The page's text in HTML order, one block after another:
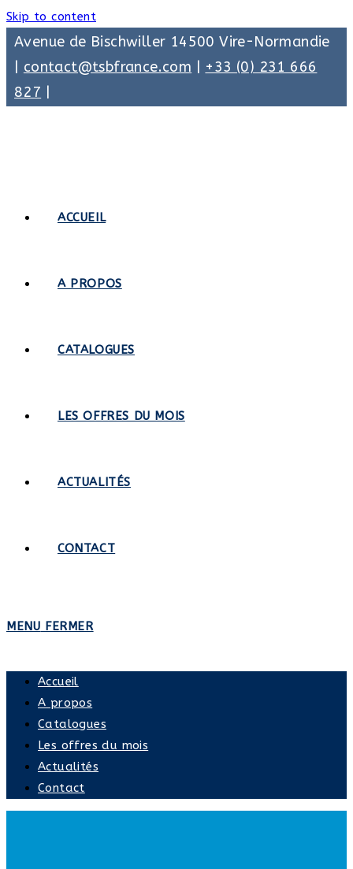
Skip to content
Avenue de Bischwiller 14500 Vire-Normandie
contact@tsbfrance.com
+33 (0) 231 666
827
ACCUEIL
A PROPOS
CATALOGUES
LES OFFRES DU MOIS
ACTUALITÉS
CONTACT
MENU FERMER
Accueil
A propos
Catalogues
Les offres du mois
Actualités
Contact